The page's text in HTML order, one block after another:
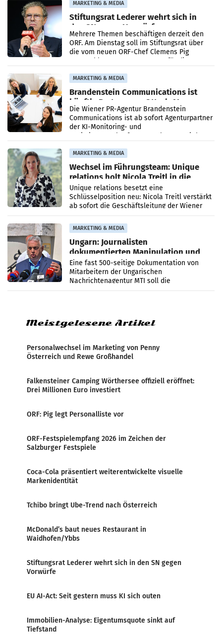
MARKETING & MEDIA
Stiftungsrat Lederer wehrt sich in
den SN gegen Vorwürfe
Mehrere Themen beschäftigen derzeit den
ORF. Am Dienstag soll im Stiftungsrat über
die vom neuen ORF-Chef Clemens Pig
vorgeschlagenen Besetzungen für die
MARKETING & MEDIA
Brandenstein Communications ist
künftig Partner von OtterlyAI
Die Wiener PR-Agentur Brandenstein
Communications ist ab sofort Agenturpartner
der KI-Monitoring- und
Optimierungsplattform OtterlyAI. Damit baut
MARKETING & MEDIA
Wechsel im Führungsteam: Unique
relations holt Nicola Treitl in die
Geschäftsleitung
Unique relations besetzt eine
Schlüsselposition neu: Nicola Treitl verstärkt
ab sofort die Geschäftsleitung der Wiener
PR-Agentur an der Seite von Josef Kalina und
Anna Kalina-Mahr.
MARKETING & MEDIA
Ungarn: Journalisten
dokumentierten Manipulation und
Zensur
Eine fast 500-seitige Dokumentation von
Mitarbeitern der Ungarischen
Nachrichtenagentur MTI soll die
systematische Nachrichten-Manipulation und
Meistgelesene Artikel
Personalwechsel im Marketing von Penny
Österreich und Rewe Großhandel
Falkensteiner Camping Wörthersee offiziell eröffnet:
Drei Millionen Euro investiert
ORF: Pig legt Personalliste vor
ORF-Festspielempfang 2026 im Zeichen der
Salzburger Festspiele
Coca-Cola präsentiert weiterentwickelte visuelle
Markenidentität
Tchibo bringt Ube-Trend nach Österreich
McDonald’s baut neues Restaurant in
Waidhofen/Ybbs
Stiftungsrat Lederer wehrt sich in den SN gegen
Vorwürfe
EU AI-Act: Seit gestern muss KI sich outen
Immobilien-Analyse: Eigentumsquote sinkt auf
Tiefstand